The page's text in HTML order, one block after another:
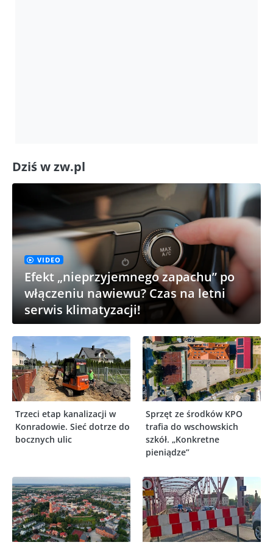
Dziś w zw.pl
VIDEO
Efekt „nieprzyjemnego zapachu” po
włączeniu nawiewu? Czas na letni
serwis klimatyzacji!
Trzeci etap kanalizacji w
Konradowie. Sieć dotrze do
bocznych ulic
Sprzęt ze środków KPO
trafia do wschowskich
szkół. „Konkretne
pieniądze”